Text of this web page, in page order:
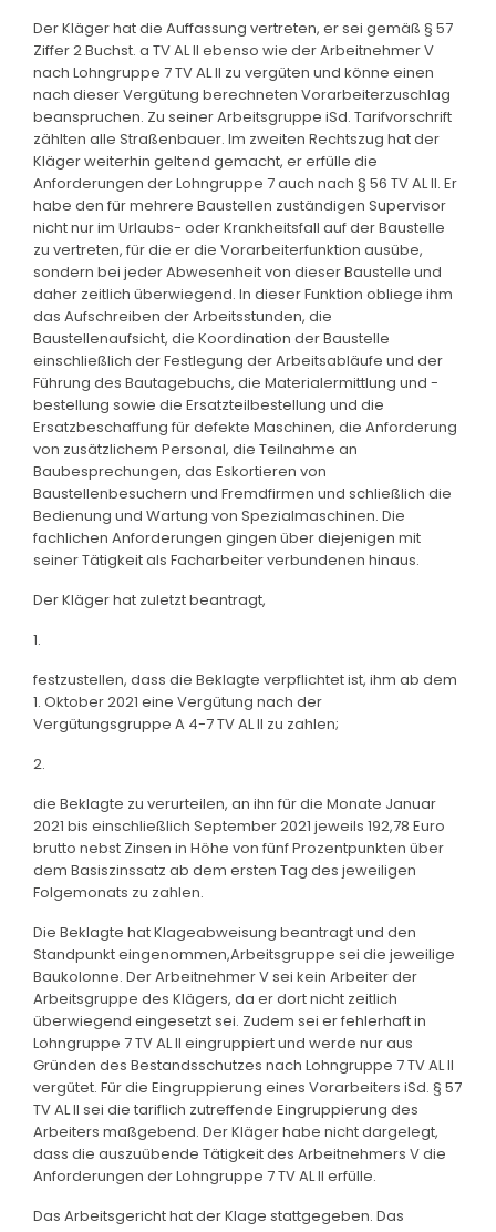
Der Kläger hat die Auffassung vertreten, er sei gemäß § 57
Ziffer 2 Buchst. a TV AL II ebenso wie der Arbeitnehmer V
nach Lohngruppe 7 TV AL II zu vergüten und könne einen
nach dieser Vergütung berechneten Vorarbeiterzuschlag
beanspruchen. Zu seiner Arbeitsgruppe iSd. Tarifvorschrift
zählten alle Straßenbauer. Im zweiten Rechtszug hat der
Kläger weiterhin geltend gemacht, er erfülle die
Anforderungen der Lohngruppe 7 auch nach § 56 TV AL II. Er
habe den für mehrere Baustellen zuständigen Supervisor
nicht nur im Urlaubs- oder Krankheitsfall auf der Baustelle
zu vertreten, für die er die Vorarbeiterfunktion ausübe,
sondern bei jeder Abwesenheit von dieser Baustelle und
daher zeitlich überwiegend. In dieser Funktion obliege ihm
das Aufschreiben der Arbeitsstunden, die
Baustellenaufsicht, die Koordination der Baustelle
einschließlich der Festlegung der Arbeitsabläufe und der
Führung des Bautagebuchs, die Materialermittlung und -
bestellung sowie die Ersatzteilbestellung und die
Ersatzbeschaffung für defekte Maschinen, die Anforderung
von zusätzlichem Personal, die Teilnahme an
Baubesprechungen, das Eskortieren von
Baustellenbesuchern und Fremdfirmen und schließlich die
Bedienung und Wartung von Spezialmaschinen. Die
fachlichen Anforderungen gingen über diejenigen mit
seiner Tätigkeit als Facharbeiter verbundenen hinaus.
Der Kläger hat zuletzt beantragt,
1.
festzustellen, dass die Beklagte verpflichtet ist, ihm ab dem
1. Oktober 2021 eine Vergütung nach der
Vergütungsgruppe A 4-7 TV AL II zu zahlen;
2.
die Beklagte zu verurteilen, an ihn für die Monate Januar
2021 bis einschließlich September 2021 jeweils 192,78 Euro
brutto nebst Zinsen in Höhe von fünf Prozentpunkten über
dem Basiszinssatz ab dem ersten Tag des jeweiligen
Folgemonats zu zahlen.
Die Beklagte hat Klageabweisung beantragt und den
Standpunkt eingenommen,Arbeitsgruppe sei die jeweilige
Baukolonne. Der Arbeitnehmer V sei kein Arbeiter der
Arbeitsgruppe des Klägers, da er dort nicht zeitlich
überwiegend eingesetzt sei. Zudem sei er fehlerhaft in
Lohngruppe 7 TV AL II eingruppiert und werde nur aus
Gründen des Bestandsschutzes nach Lohngruppe 7 TV AL II
vergütet. Für die Eingruppierung eines Vorarbeiters iSd. § 57
TV AL II sei die tariflich zutreffende Eingruppierung des
Arbeiters maßgebend. Der Kläger habe nicht dargelegt,
dass die auszuübende Tätigkeit des Arbeitnehmers V die
Anforderungen der Lohngruppe 7 TV AL II erfülle.
Das Arbeitsgericht hat der Klage stattgegeben. Das